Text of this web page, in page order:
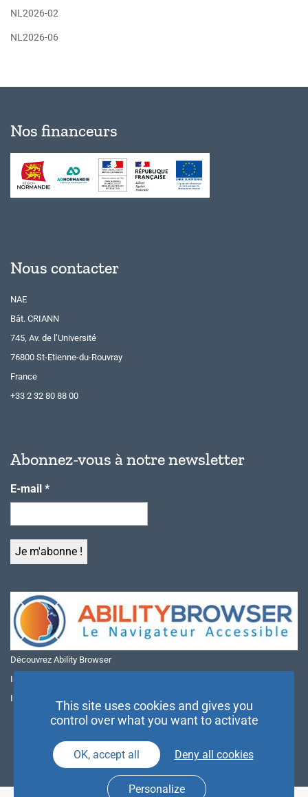
NL2026-02
NL2026-06
Nos financeurs
Nous contacter
NAE
Bât. CRIANN
745, Av. de l’Université
76800 St-Etienne-du-Rouvray
France
+33 2 32 80 88 00
Abonnez-vous à notre newsletter
E-mail *
Découvrez Ability Browser
Installer Ability Browser sur Windows
Installer Ability Browser sur Mac
This site uses cookies and gives you
control over what you want to activate
OK, accept all Deny all cookies
Personalize